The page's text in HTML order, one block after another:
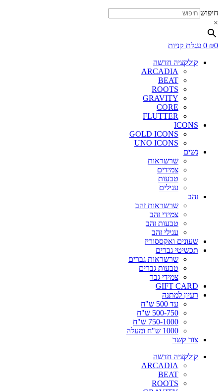
חיפוש
×
₪0
0 עגלת קניות
קולקציה חדשה
ARCADIA
BEAT
ROOTS
GRAVITY
CORE
FLUTTER
ICONS
GOLD ICONS
UNO ICONS
נשים
שרשראות
צמידים
טבעות
עגילים
זהב
שרשראות זהב
צמידי זהב
טבעות זהב
עגילי זהב
שעונים ואקססוריז
תכשיטי גברים
שרשראות גברים
טבעות גברים
צמידי גבר
GIFT CARD
רעיון למתנה
עד 500 ש"ח
500-750 ש"ח
750-1000 ש"ח
1000 ש"ח ומעלה
צור קשר
קולקציה חדשה
ARCADIA
BEAT
ROOTS